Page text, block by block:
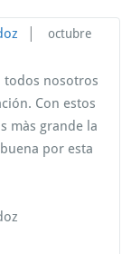
octubre
todos nosotros
Con estos
màs grande la
por esta